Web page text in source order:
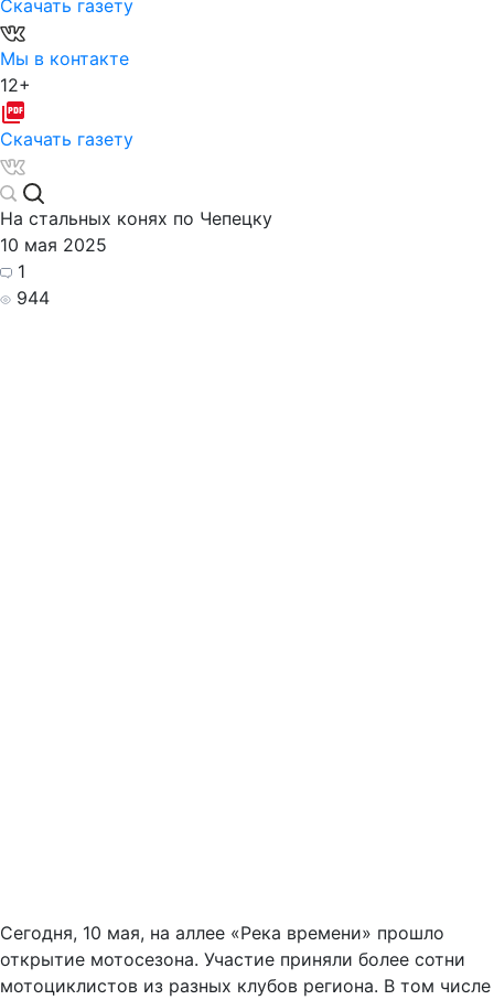
Скачать газету
Мы в контакте
12+
Скачать газету
На стальных конях по Чепецку
10 мая 2025
1
944
Сегодня, 10 мая, на аллее «Река времени» прошло
открытие мотосезона. Участие приняли более сотни
мотоциклистов из разных клубов региона. В том числе